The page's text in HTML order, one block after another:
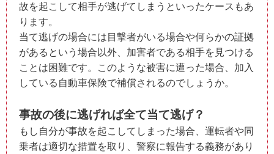
故を起こして相手が逃げてしまうといったケースもあ
ります。
当て逃げの場合には目撃者がいる場合や何らかの証拠
があるという場合以外、加害者である相手を見つける
ことは困難です。このような被害に遭った場合、加入
している自動車保険で補償されるのでしょうか。
事故の後に逃げれば全て当て逃げ？
もし自分が事故を起こしてしまった場合、運転者や同
乗者は適切な措置を取り、警察に報告する義務があり